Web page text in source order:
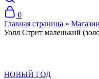
0
Главная страница » Магазин
Уолл Стрит маленький
НОВЫЙ ГОД